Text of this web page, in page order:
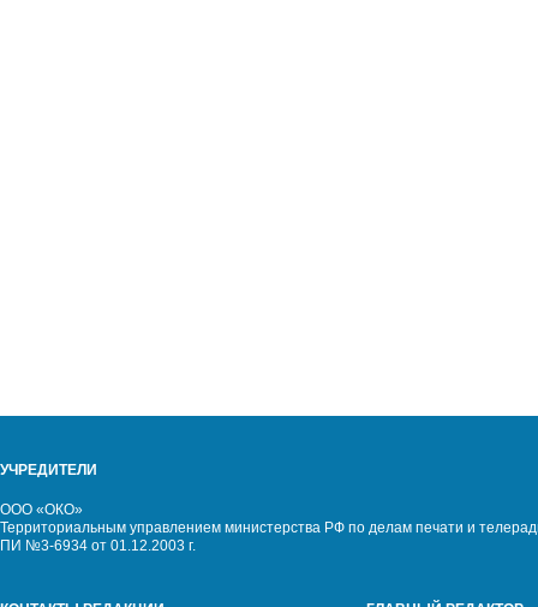
УЧРЕДИТЕЛИ
ООО «ОКО»
Территориальным управлением министерства РФ по делам печати и
ПИ №3-6934 от 01.12.2003 г.